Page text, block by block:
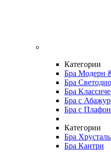
Категории
Бра Модерн
Бра
Бра
Бра с
Бра с
Категории
Бра
Бра Кантри